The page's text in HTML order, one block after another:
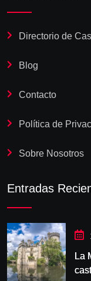
Directorio de
Blog
Contacto
Política de
Sobre Nosotros
Entradas
La